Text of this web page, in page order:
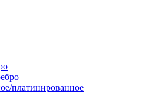
платинированное